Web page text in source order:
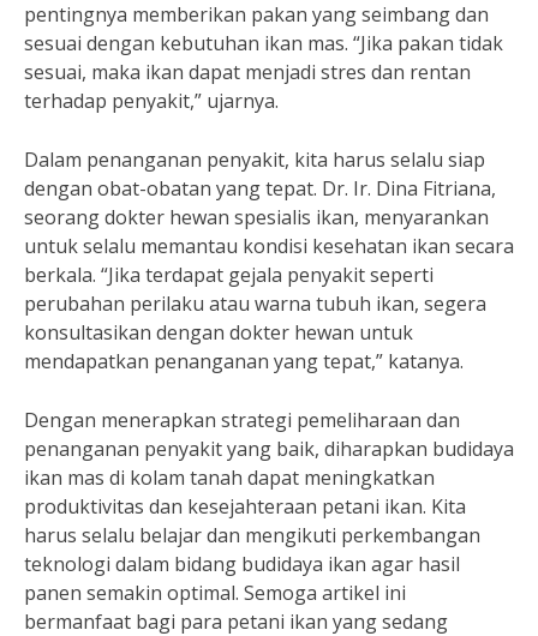
pentingnya memberikan pakan yang seimbang dan
sesuai dengan kebutuhan ikan mas. “Jika pakan tidak
sesuai, maka ikan dapat menjadi stres dan rentan
terhadap penyakit,” ujarnya.
Dalam penanganan penyakit, kita harus selalu siap
dengan obat-obatan yang tepat. Dr. Ir. Dina Fitriana,
seorang dokter hewan spesialis ikan, menyarankan
untuk selalu memantau kondisi kesehatan ikan secara
berkala. “Jika terdapat gejala penyakit seperti
perubahan perilaku atau warna tubuh ikan, segera
konsultasikan dengan dokter hewan untuk
mendapatkan penanganan yang tepat,” katanya.
Dengan menerapkan strategi pemeliharaan dan
penanganan penyakit yang baik, diharapkan budidaya
ikan mas di kolam tanah dapat meningkatkan
produktivitas dan kesejahteraan petani ikan. Kita
harus selalu belajar dan mengikuti perkembangan
teknologi dalam bidang budidaya ikan agar hasil
panen semakin optimal. Semoga artikel ini
bermanfaat bagi para petani ikan yang sedang